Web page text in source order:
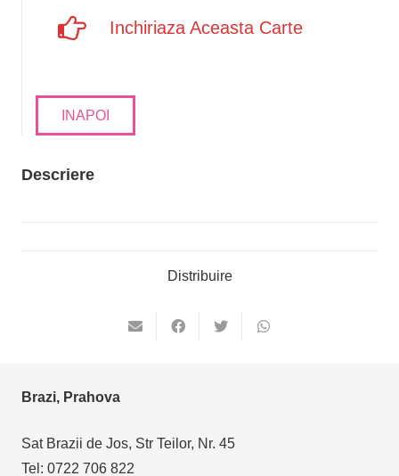
Inchiriaza Aceasta Carte
INAPOI
Descriere
Distribuire
Brazi, Prahova
Sat Brazii de Jos, Str Teilor, Nr. 45
Tel: 0722 706 822